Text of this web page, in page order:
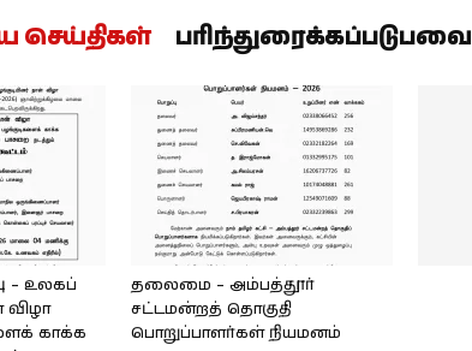
செய்திகள் பரிந்துரைக்கப்படுபவை
– உலகப்
விழா
காக்க
தலைமை – அம்பத்தூர்
சட்டமன்றத் தொகுதி
பொறுப்பாளர்கள் நியமனம்